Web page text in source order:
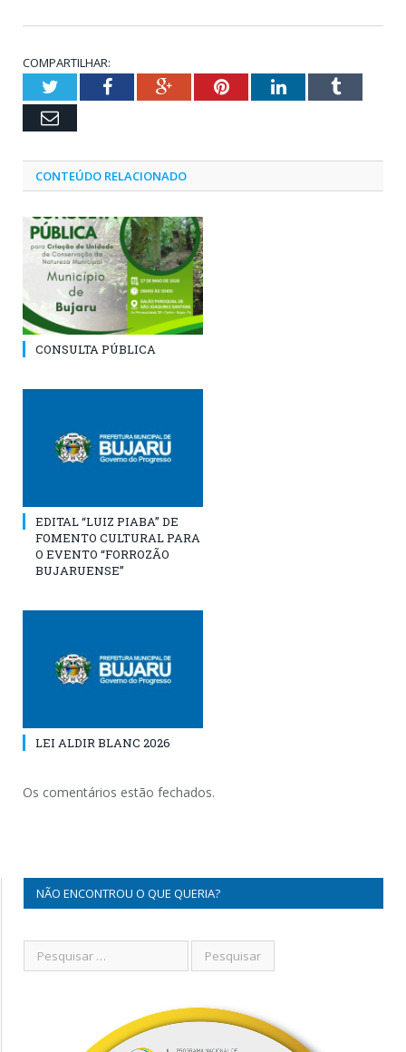
COMPARTILHAR:
TwitterFacebookGoogle+PinterestLinkedInTumblr
Email
CONTEÚDO RELACIONADO
CONSULTA PÚBLICA
EDITAL “LUIZ PIABA” DE
FOMENTO CULTURAL PARA
O EVENTO “FORROZÃO
BUJARUENSE”
LEI ALDIR BLANC 2026
Os comentários estão fechados.
NÃO ENCONTROU O QUE QUERIA?